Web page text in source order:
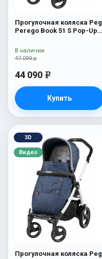
Прогулочная коляска Peg
Perego Book 51 S Pop-Up
White/Black) Luxe Opal
47 099 р
44 090 e
Купить
В наличии
3D
Видео
Прогулочная коляска Peg